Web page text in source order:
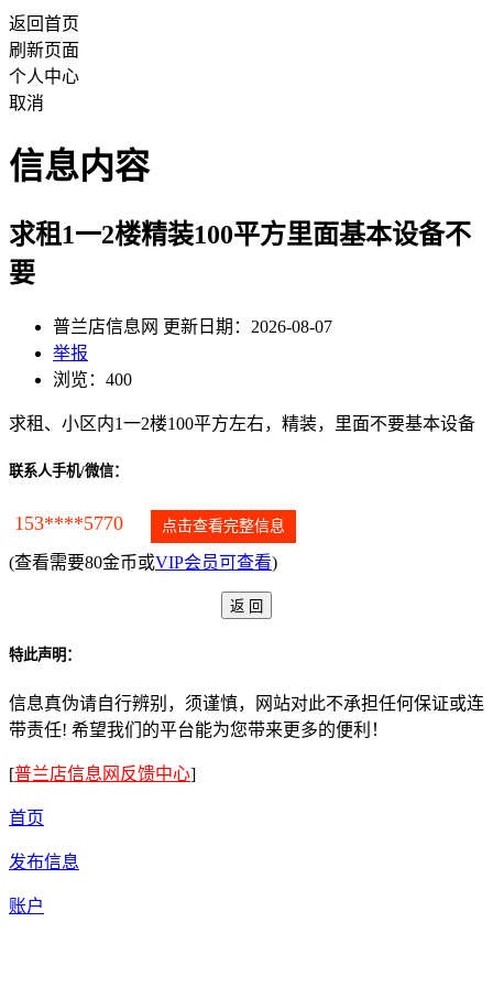
返回首页
刷新页面
个人中心
取消
信息内容
求租1一2楼精装100平方里面基本设备不
要
普兰店信息网 更新日期：2026-08-07
举报
浏览：400
求租、小区内1一2楼100平方左右，精装，里面不要基本设备
联系人手机/微信：
153****5770 点击查看完整信息
(查看需要80金币或VIP会员可查看)
特此声明：
信息真伪请自行辨别，须谨慎，网站对此不承担任何保证或连
带责任! 希望我们的平台能为您带来更多的便利！
[普兰店信息网反馈中心]
首页
发布信息
账户